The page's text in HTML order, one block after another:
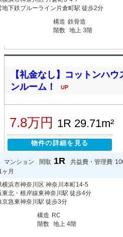
地下鉄ブルーライン片倉町駅 徒歩2分
構造 鉄骨造
階数 地上 3階
【礼金なし】コットンハ
ンルーム！
UP
7.8万円 1R 29.71m²
物件の詳細を見る
マンション 間取 1R 共益費・管理費
ヶ月
横浜市神奈川区 神奈川本町14-5
東北・根岸線東神奈川駅 徒歩4分
京急東神奈川駅 徒歩3分
構造 RC
階数 地上 4階